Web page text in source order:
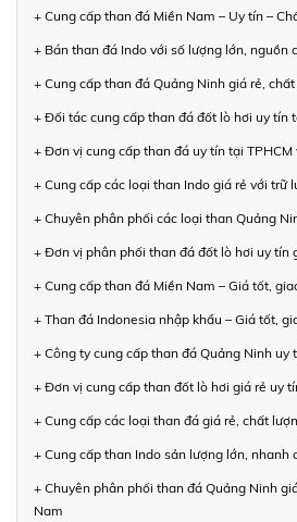
+ Cung cấp than đá Miền Nam – Uy tín –
+ Bán than đá Indo với số lượng lớn, nguồn
+ Cung cấp than đá Quảng Ninh giá rẻ,
+ Đối tác cung cấp than đá đốt lò hơi uy tín
+ Đơn vị cung cấp than đá uy tín tại TPHCM
+ Cung cấp các loại than Indo giá rẻ với trữ
+ Chuyên phân phối các loại than Quảng
+ Đơn vị phân phối than đá đốt lò hơi uy tín
+ Cung cấp than đá Miền Nam – Giá tốt,
+ Than đá Indonesia nhập khẩu – Giá tốt,
+ Công ty cung cấp than đá Quảng Ninh uy
+ Đơn vị cung cấp than đốt lò hơi giá rẻ uy
+ Cung cấp các loại than đá giá rẻ, chất
+ Cung cấp than Indo sản lượng lớn, nhanh
+ Chuyên phân phối than đá Quảng Ninh
Nam